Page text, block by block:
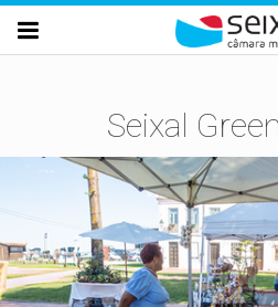
Passar para o conteúdo principal

Seixal